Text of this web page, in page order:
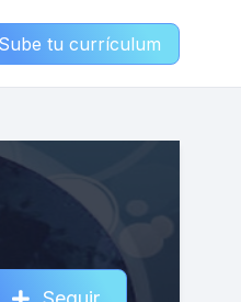
Sube tu currículum